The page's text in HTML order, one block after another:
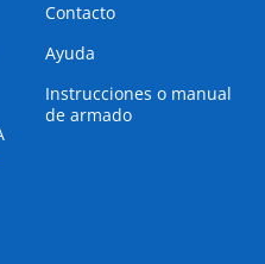
Contacto
Ayuda
Instrucciones o manual
de armado